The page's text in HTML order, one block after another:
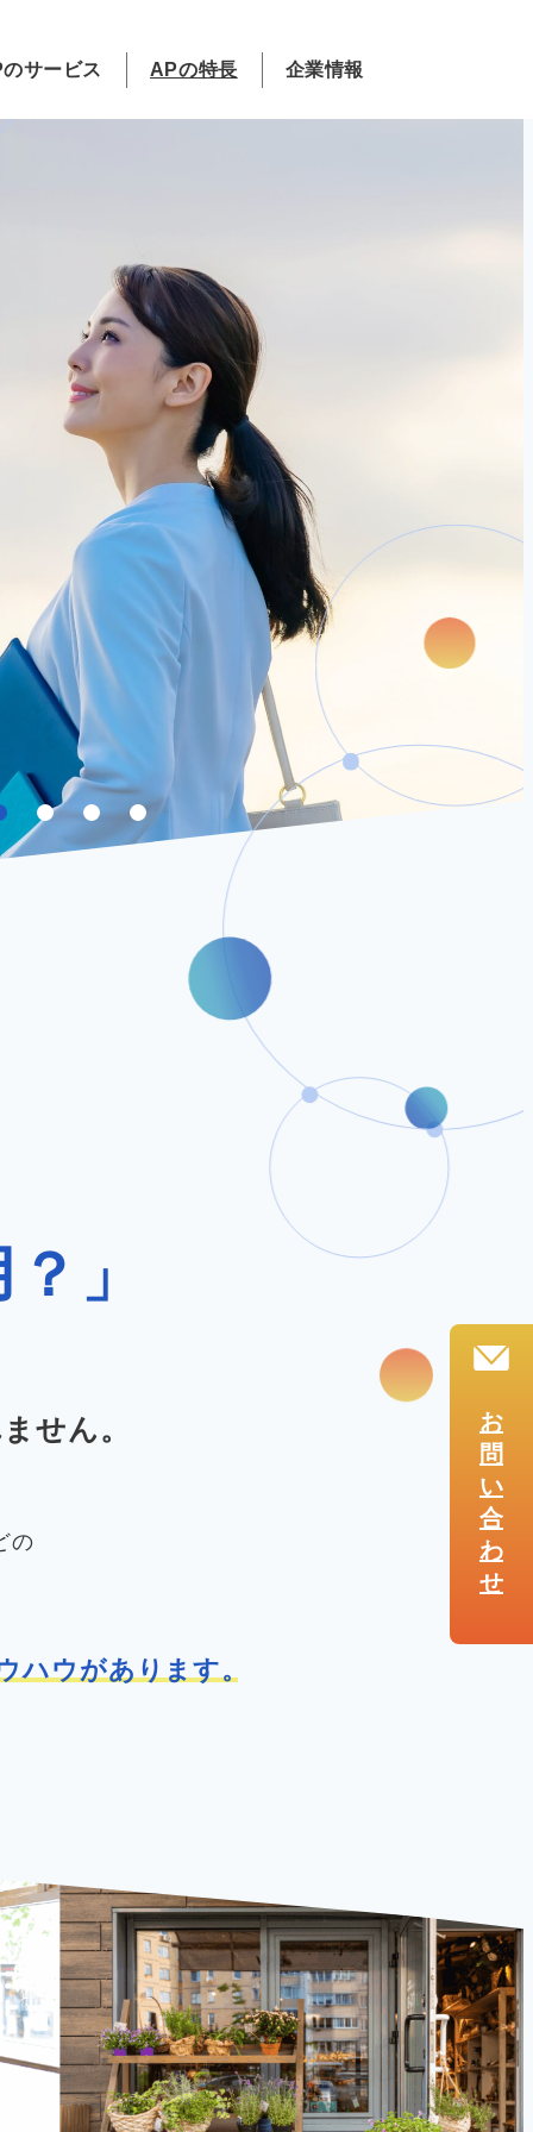
サービス
レンタルECO菜園
APの特長 企業情報
企業倫理
DIVERSITY & INCLUSION
お
問
い
合
わ
せ
」
せん。
の
ハウがあります。